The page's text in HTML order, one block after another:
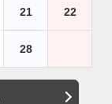
21 22
28